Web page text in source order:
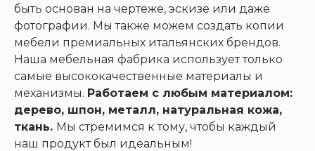
быть основан на чертеже, эскизе или даже
фотографии. Мы также можем создать копии
мебели премиальных итальянских брендов.
Наша мебельная фабрика использует только
самые высококачественные материалы и
механизмы. Работаем с любым материалом:
дерево, шпон, металл, натуральная кожа,
ткань. Мы стремимся к тому, чтобы каждый
наш продукт был идеальным!